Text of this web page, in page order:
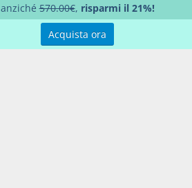
anziché570.00€, risparmi il 21%!
Acquista ora